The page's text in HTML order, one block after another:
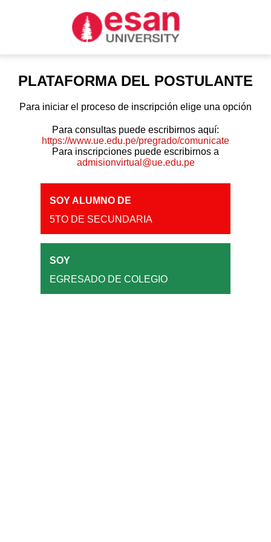
PLATAFORMA DEL POSTULANTE
Para iniciar el proceso de inscripción elige una opción
Para consultas puede escribirnos aquí:
https://www.ue.edu.pe/pregrado/comunicate
Para inscripciones puede escribirnos a
admisionvirtual@ue.edu.pe
SOY ALUMNO DE
5TO DE SECUNDARIA
SOY
EGRESADO DE COLEGIO